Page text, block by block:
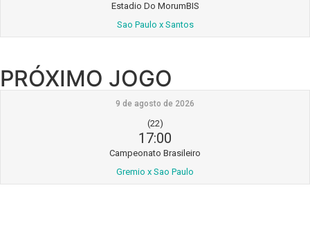
Estadio Do MorumBIS
Sao Paulo x Santos
PRÓXIMO JOGO
9 de agosto de 2026
(22)
17:00
Campeonato Brasileiro
Gremio x Sao Paulo